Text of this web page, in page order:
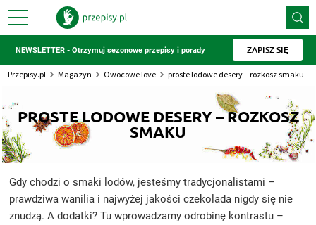
NEWSLETTER - Otrzymuj sezonowe przepisy i porady ZAPISZ SIĘ
Przepisy.pl Magazyn Owocowe love proste lodowe desery – rozkosz smaku
PROSTE LODOWE DESERY – ROZKOSZ
SMAKU
Gdy chodzi o smaki lodów, jesteśmy tradycjonalistami –
prawdziwa wanilia i najwyżej jakości czekolada nigdy się nie
znudzą. A dodatki? Tu wprowadzamy odrobinę kontrastu –